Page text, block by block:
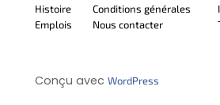
Histoire
Emplois
Conditions générales
Nous contacter
Conçu avec WordPress